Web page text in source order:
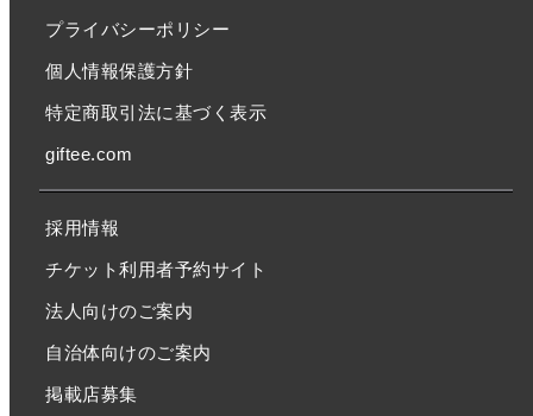
プライバシーポリシー
個人情報保護方針
特定商取引法に基づく表示
giftee.com
採用情報
チケット利用者予約サイト
法人向けのご案内
自治体向けのご案内
掲載店募集